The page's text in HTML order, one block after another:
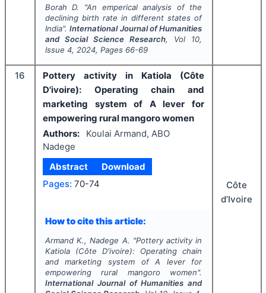
Borah D. "An emperical analysis of the
declining birth rate in different states of
India".International Journal of Humanities
and Social Science Research, Vol 10,
Issue 4, 2024, Pages 66-69
16
Pottery activity in Katiola (Côte
D'ivoire): Operating chain and
marketing system of A lever for
empowering rural mangoro women
Authors:
Koulai Armand, ABO
Nadege
Abstract
Download
Pages: 70-74
How to cite this article:
Armand K., Nadege A. "Pottery activity in
Katiola (Côte D'ivoire): Operating chain
and marketing system of A lever for
empowering rural mangoro women".
International Journal of Humanities and
Côte
d’Ivoire